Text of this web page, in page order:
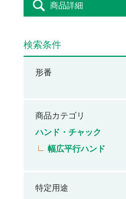
商品詳細
検索条件
形番
商品カテゴリ
ハンド・チャック
幅広平行ハンド
特定用途